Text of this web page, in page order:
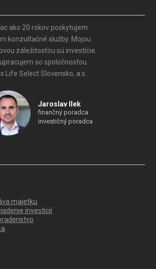
ako 20 rokov poskytujem
konzultačné služby. Mojou
záležitosťou sú investície.
so spoločnosťou
Life Select Slovensko, a.s.
Jaroslav Ilek
finančný poradca
investičný poradca
majetku
investícií